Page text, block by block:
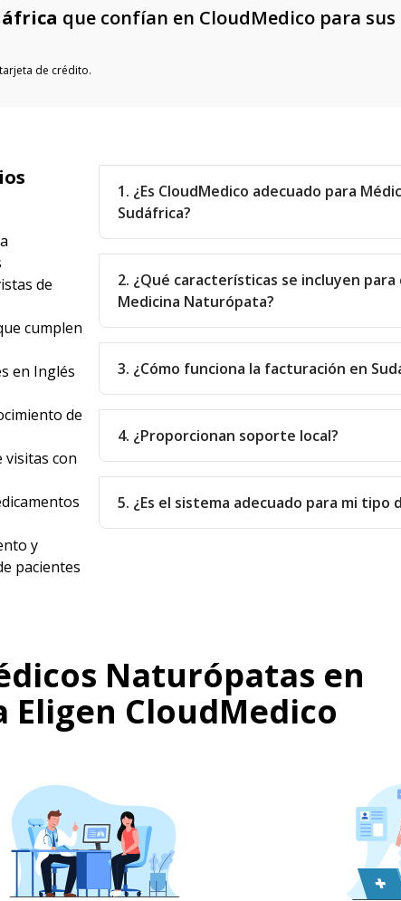
que confían en CloudMedico para sus
de crédito.
de
cumplen
en Inglés
de
visitas con
y
pacientes
1. ¿Es CloudMedico adecuado para
Sudáfrica?
2. ¿Qué características se incluyen
Medicina Naturópata?
3. ¿Cómo funciona la facturación en
4. ¿Proporcionan soporte local?
5. ¿Es el sistema adecuado para mi tipo
Naturópatas en
Eligen CloudMedico